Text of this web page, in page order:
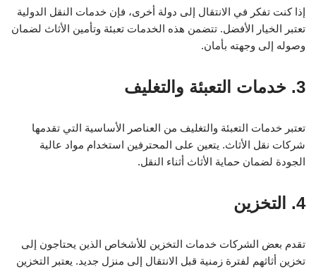
إذا كنت تفكر في الانتقال إلى دولة أخرى، فإن خدمات النقل الدولية
تعتبر الخيار الأفضل. تتضمن هذه الخدمات تعبئة وتأمين الأثاث لضمان
وصوله إلى وجهته بأمان.
3. خدمات التعبئة والتغليف
تعتبر خدمات التعبئة والتغليف من العناصر الأساسية التي تقدمها
شركات نقل الأثاث. يتعين على المحترفين استخدام مواد عالية
الجودة لضمان حماية الأثاث أثناء النقل.
4. التخزين
تقدم بعض الشركات خدمات التخزين للأشخاص الذين يحتاجون إلى
تخزين أثاثهم لفترة زمنية قبل الانتقال إلى منزل جديد. يعتبر التخزين